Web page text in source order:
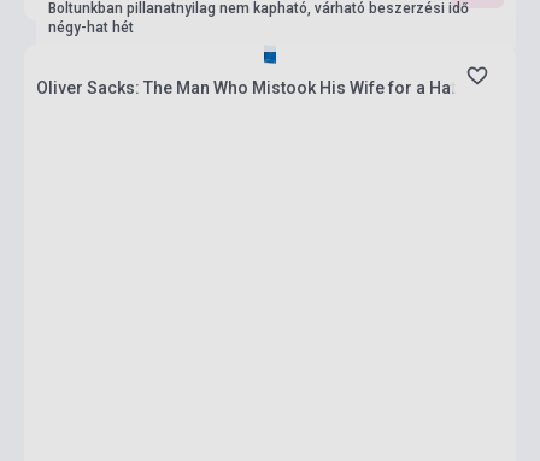
Boltunkban pillanatnyilag nem kapható, várható beszerzési idő
négy-hat hét
Oliver Sacks: The Man Who Mistook His Wife for a Hat